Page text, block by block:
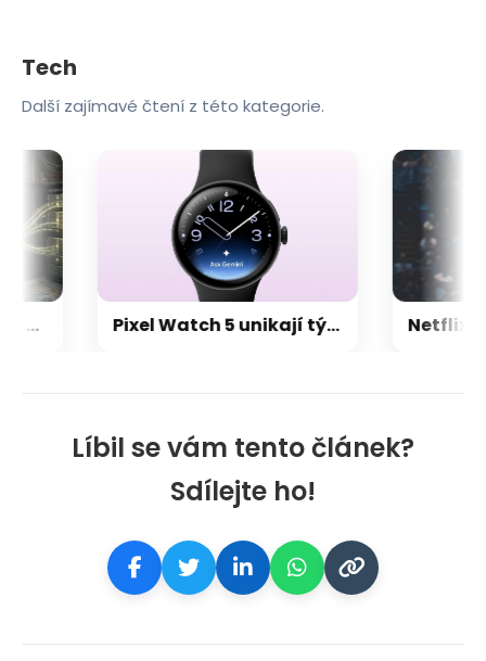
Líbil se vám tento článek?
Sdílejte ho!
Tech
Další zajímavé čtení z této kategorie.
Pixel Watch 5 unikají týden před premiérou. Dvojnásobná paměť, nové funkce a osobní AI